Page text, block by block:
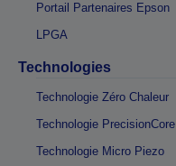
Portail Partenaires Epson
LPGA
Technologies
Technologie Zéro Chaleur
Technologie PrecisionCore
Technologie Micro Piezo